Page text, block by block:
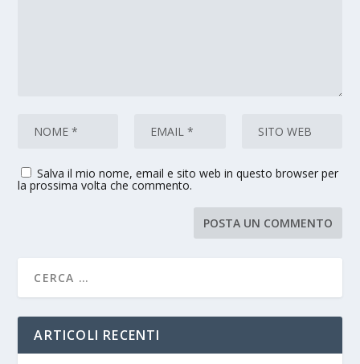
Salva il mio nome, email e sito web in questo browser per
la prossima volta che commento.
ARTICOLI RECENTI